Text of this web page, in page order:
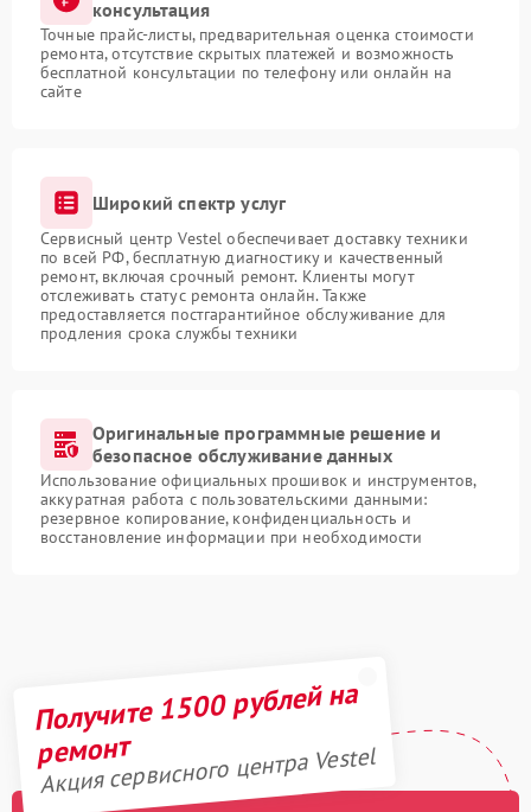
консультация
Точные прайс-листы, предварительная оценка стоимости
ремонта, отсутствие скрытых платежей и возможность
бесплатной консультации по телефону или онлайн на
сайте
Широкий спектр услуг
Сервисный центр Vestel обеспечивает доставку техники
по всей РФ, бесплатную диагностику и качественный
ремонт, включая срочный ремонт. Клиенты могут
отслеживать статус ремонта онлайн. Также
предоставляется постгарантийное обслуживание для
продления срока службы техники
Оригинальные программные решение и
безопасное обслуживание данных
Использование официальных прошивок и инструментов,
аккуратная работа с пользовательскими данными:
резервное копирование, конфиденциальность и
восстановление информации при необходимости
Получите 1500 рублей на
ремонт
Акция сервисного центра Vestel